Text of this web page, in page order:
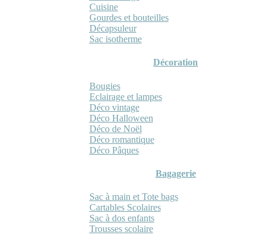
Cuisine
Gourdes et bouteilles
Décapsuleur
Sac isotherme
Décoration
Bougies
Eclairage et lampes
Déco vintage
Déco Halloween
Déco de Noël
Déco romantique
Déco Pâques
Bagagerie
Sac à main et Tote bags
Cartables Scolaires
Sac à dos enfants
Trousses scolaire